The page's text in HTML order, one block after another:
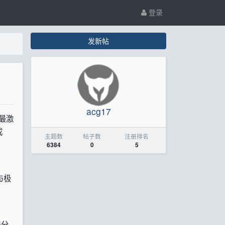
登录
激
极
发新帖
acg17
主题数
6384
帖子数
0
注册排名
5